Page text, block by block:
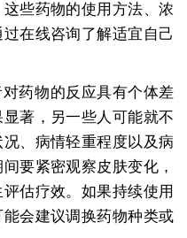
些药物的使用方法、浓
在线咨询了解适宜自己
药物的反应具有个体差
著，另一些人可能就不
、病情轻重程度以及病
要紧密观察皮肤变化，
估疗效。如果持续使用
会建议调换药物种类或